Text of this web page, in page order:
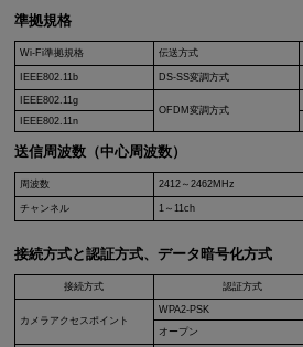
準拠規格
Wi-Fi準拠規格 伝送方式
IEEE802.11b DS-SS変調方式
IEEE802.11g
OFDM変調方式
IEEE802.11n
送信周波数（中心周波数）
周波数 2412～2462MHz
チャンネル 1～11ch
接続方式と認証方式、データ暗号化方式
接続方式 認証方式
カメラアクセスポイント
WPA2-PSK
オープン